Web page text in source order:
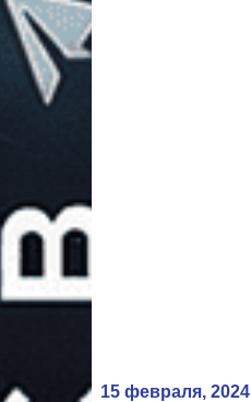
15 февраля, 2024